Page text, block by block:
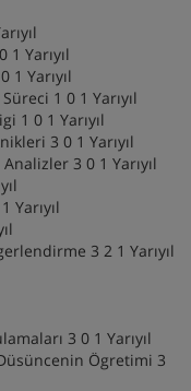
Yarıyıl
1 Yarıyıl
1 0 1 Yarıyıl
1 0 1 Yarıyıl
3 0 1 Yarıyıl
3 0 1 Yarıyıl
Yarıyıl
3 2 1 Yarıyıl
3 0 1 Yarıyıl
Ögretimi 3